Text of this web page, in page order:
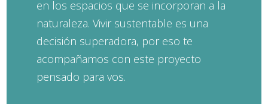
en los espacios que se incorporan a la
naturaleza. Vivir sustentable es una
decisión superadora, por eso te
acompañamos con este proyecto
pensado para vos.